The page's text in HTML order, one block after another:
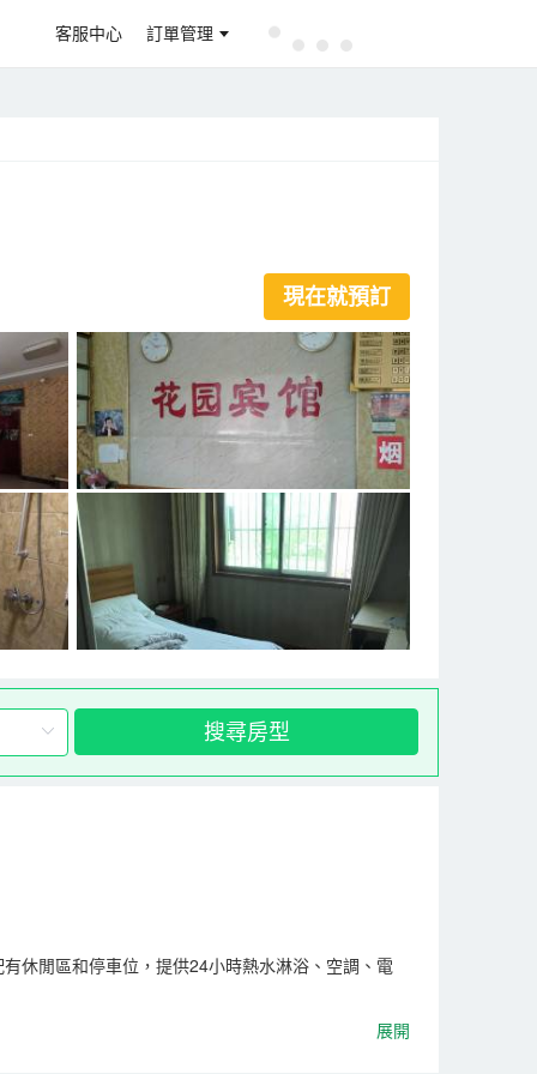
客服中心 訂單管理
現在就預訂
搜尋房型
休閒區和停車位，提供24小時熱水淋浴、空調、電
展開